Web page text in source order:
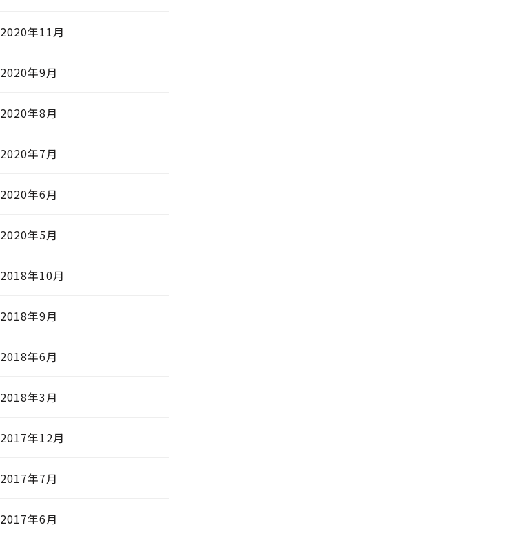
2020年11月
2020年9月
2020年8月
2020年7月
2020年6月
2020年5月
2018年10月
2018年9月
2018年6月
2018年3月
2017年12月
2017年7月
2017年6月